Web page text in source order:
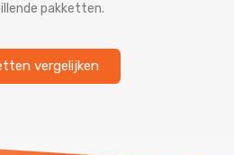
pakketten.
vergelijken